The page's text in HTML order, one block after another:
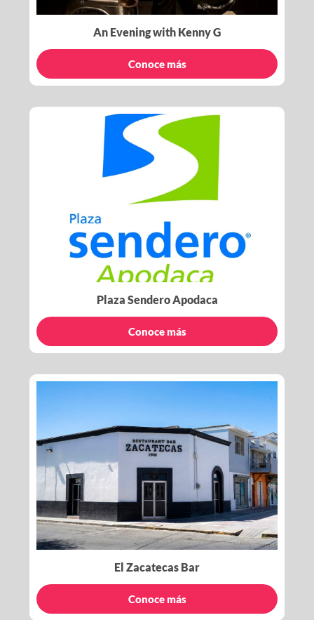
An Evening with Kenny G
Conoce más
Plaza Sendero Apodaca
Conoce más
El Zacatecas Bar
Conoce más